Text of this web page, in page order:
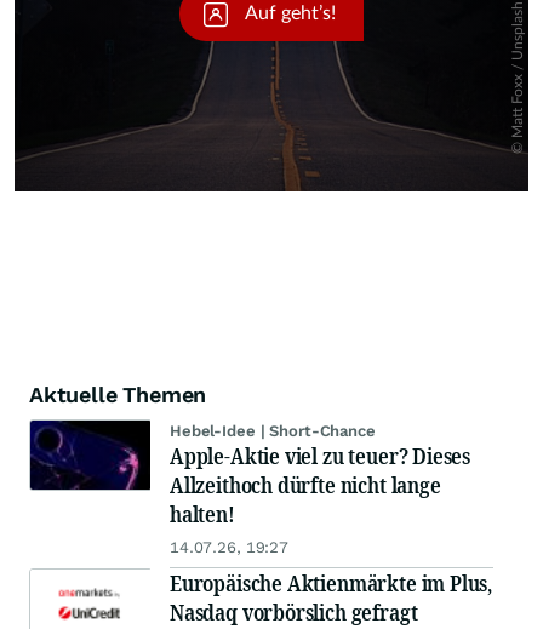
Aktuelle Themen
Hebel-Idee | Short-Chance
Apple-Aktie viel zu teuer? Dieses
Allzeithoch dürfte nicht lange
halten!
14.07.26, 19:27
Europäische Aktienmärkte im Plus,
Nasdaq vorbörslich gefragt